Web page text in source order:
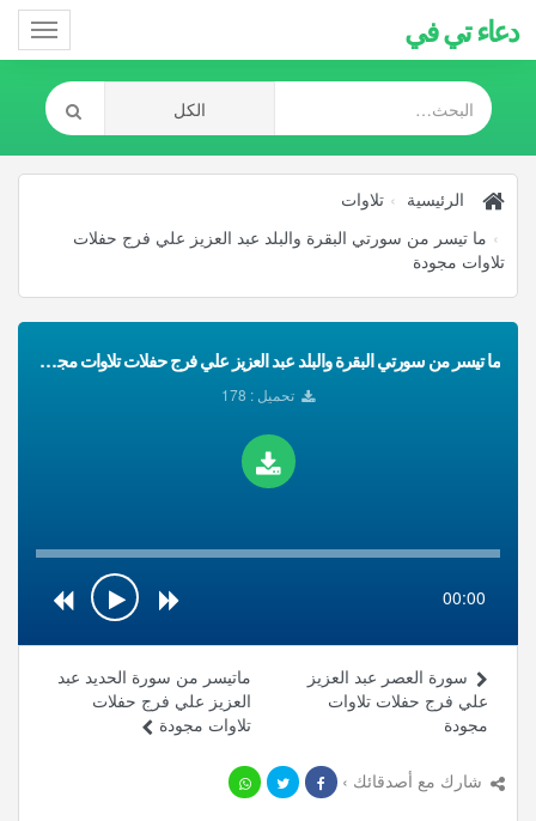
دعاء تي في
الرئيسية
تلاوات
ما تيسر من سورتي البقرة والبلد عبد العزيز علي فرج حفلات
تلاوات مجودة
ما تيسر من سورتي البقرة والبلد عبد العزيز علي فرج حفلات تلاوات مجودة تحميل Mp3
تحميل : 178
00:00
ماتيسر من سورة الحديد عبد
العزيز علي فرج حفلات
تلاوات مجودة
سورة العصر عبد العزيز
علي فرج حفلات تلاوات
مجودة
شارك مع أصدقائك ›